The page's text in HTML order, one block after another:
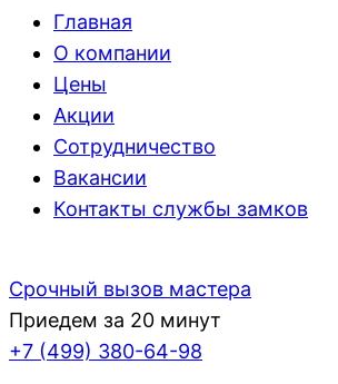
Главная
О компании
Цены
Акции
Сотрудничество
Вакансии
Контакты службы замков
Срочный вызов мастера
Приедем за 20 минут
+7 (499) 380-64-98